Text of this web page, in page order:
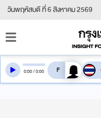
วันพฤหัสบดี ที่ 6 สิงหาคม 2569
0:00/0:00 สลับเสียงอ่าน